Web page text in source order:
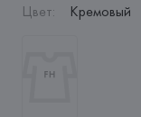
Цвет: Кремовый